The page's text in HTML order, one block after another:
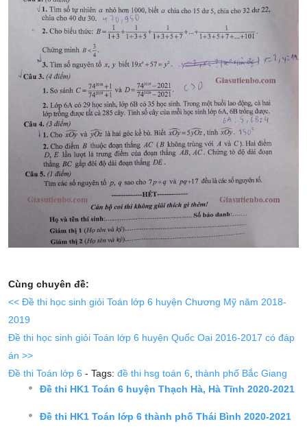
Cùng chuyên đề:
<< Đề thi học sinh giỏi Toán lớp 6 huyện Chương Mỹ năm 2018-
2019
Đề thi học sinh giỏi Toán lớp 6 huyện Quốc Oai 2016-2017 có đáp
án >>
Đề thi Toán lớp 6 - Tags: đề thi hsg toán 6 thành phố Bắc Giang
Đề thi HK1 Toán 6 huyện Thạch Hà, Hà Tĩnh 2020-2021
Đề thi HK1 Toán lớp 6 thành phố Thái Bình 2020-2021